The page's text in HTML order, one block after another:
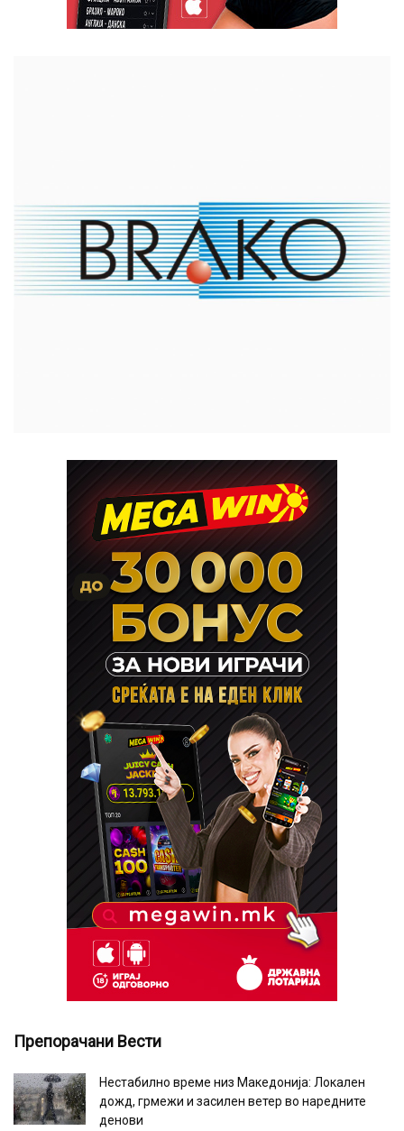
Препорачани Вести
Нестабилно време низ Македонија: Локален
дожд, грмежи и засилен ветер во наредните
денови